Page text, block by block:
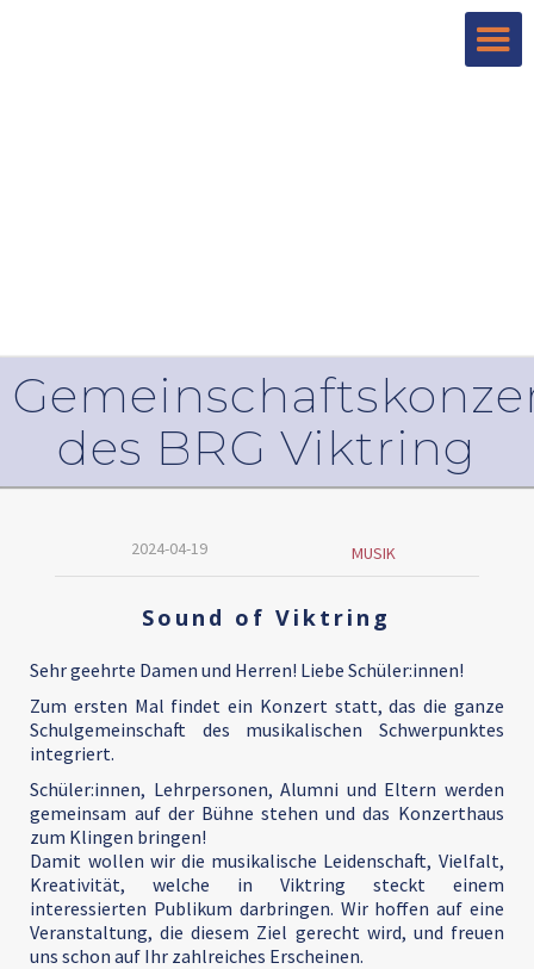
des BRG Viktring
2024-04-19 MUSIK
Sound of Viktring
Sehr geehrte Damen und Herren! Liebe Schüler:innen!
Zum ersten Mal findet ein Konzert statt, das die ganze
Schulgemeinschaft des musikalischen Schwerpunktes
integriert.
Schüler:innen, Lehrpersonen, Alumni und Eltern werden
gemeinsam auf der Bühne stehen und das Konzerthaus
zum Klingen bringen!
Damit wollen wir die musikalische Leidenschaft, Vielfalt,
Kreativität, welche in Viktring steckt einem
interessierten Publikum darbringen. Wir hoffen auf eine
Veranstaltung, die diesem Ziel gerecht wird, und freuen
uns schon auf Ihr zahlreiches Erscheinen.